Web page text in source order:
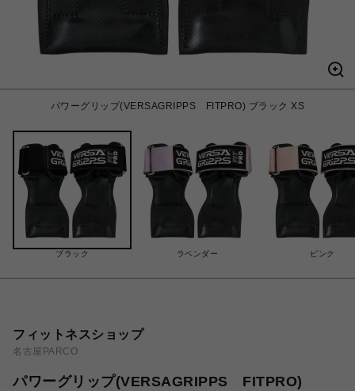
パワーグリップ(VERSAGRIPPS FITPRO) ブラック XS
ブラック ラベンダー ピンク
フィットネスショップ
名古屋PARCO
パワーグリップ(VERSAGRIPPS FITPRO)